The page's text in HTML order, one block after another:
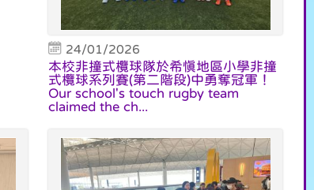
24/01/2026
本校非撞式欖球隊於希慎地區小學非撞
式欖球系列賽(第二階段)中勇奪冠軍！
Our school's touch rugby team
claimed the ch...